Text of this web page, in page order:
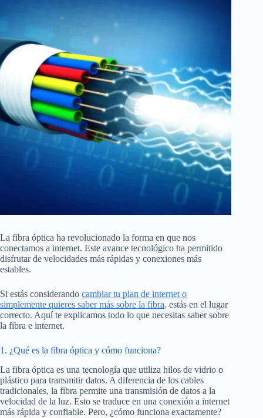
La fibra óptica ha revolucionado la forma en que nos
conectamos a internet. Este avance tecnológico ha permitido
disfrutar de velocidades más rápidas y conexiones más
estables.
Si estás considerando cambiar tu plan de internet o
simplemente quieres saber más sobre la fibra, estás en el lugar
correcto. Aquí te explicamos todo lo que necesitas saber sobre
la fibra e internet.
1. ¿Qué es la fibra óptica y cómo funciona?
La fibra óptica es una tecnología que utiliza hilos de vidrio o
plástico para transmitir datos. A diferencia de los cables
tradicionales, la fibra permite una transmisión de datos a la
velocidad de la luz. Esto se traduce en una conexión a internet
más rápida y confiable. Pero, ¿cómo funciona exactamente?